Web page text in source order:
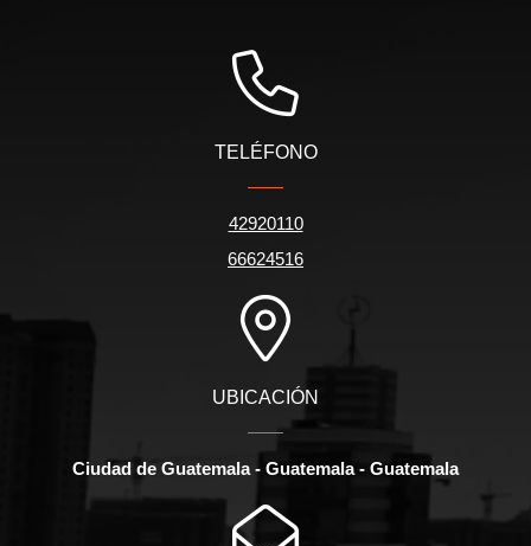
TELÉFONO
42920110
66624516
UBICACIÓN
Ciudad de Guatemala - Guatemala - Guatemala